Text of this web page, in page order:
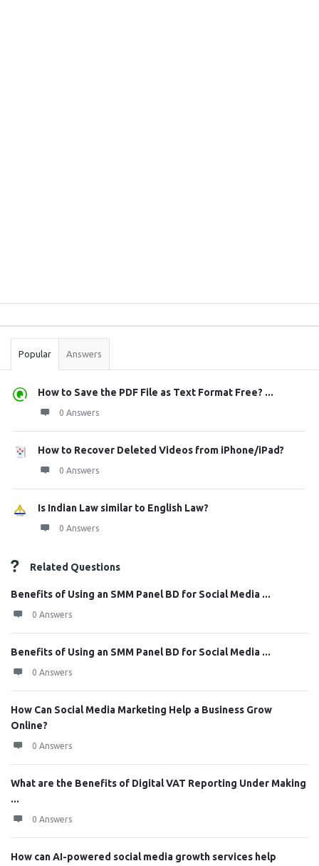
Stats
Popular Answers
How to Save the PDF File as Text Format Free? ...
0 Answers
How to Recover Deleted Videos from iPhone/iPad?
0 Answers
Is Indian Law similar to English Law?
0 Answers
Related Questions
Benefits of Using an SMM Panel BD for Social Media ...
0 Answers
Benefits of Using an SMM Panel BD for Social Media ...
0 Answers
How Can Social Media Marketing Help a Business Grow
Online?
0 Answers
What are the Benefits of Digital VAT Reporting Under Making
...
0 Answers
How can AI-powered social media growth services help